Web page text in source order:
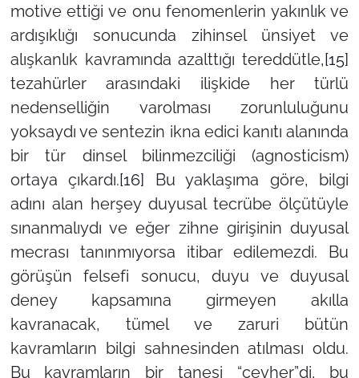
motive ettiği ve onu fenomenlerin yakınlık ve
ardışıklığı sonucunda zihinsel ünsiyet ve
alışkanlık kavramında azalttığı tereddütle,[15]
tezahürler arasındaki ilişkide her türlü
nedenselliğin varolması zorunluluğunu
yoksaydı ve sentezin ikna edici kanıtı alanında
bir tür dinsel bilinmezciliği (agnosticism)
ortaya çıkardı.[16] Bu yaklaşıma göre, bilgi
adını alan herşey duyusal tecrübe ölçütüyle
sınanmalıydı ve eğer zihne girişinin duyusal
mecrası tanınmıyorsa itibar edilemezdi. Bu
görüşün felsefi sonucu, duyu ve duyusal
deney kapsamına girmeyen akılla
kavranacak, tümel ve zaruri bütün
kavramların bilgi sahnesinden atılması oldu.
Bu kavramların bir tanesi “cevher”di, bu